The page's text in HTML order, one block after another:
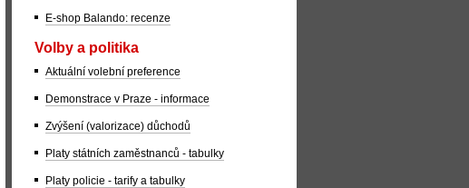
E-shop Balando: recenze
Volby a politika
Aktuální volební preference
Demonstrace v Praze - informace
Zvýšení (valorizace) důchodů
Platy státních zaměstnanců - tabulky
Platy policie - tarify a tabulky